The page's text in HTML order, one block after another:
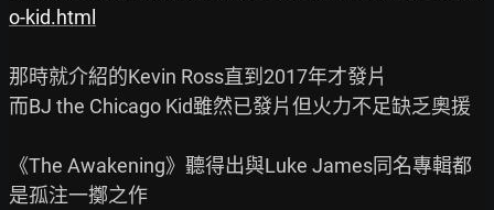
o-kid.html
那時就介紹的Kevin Ross直到2017年才發片
而BJ the Chicago Kid雖然已發片但火力不足缺乏奧援
《The Awakening》聽得出與Luke James同名專輯都
是孤注一擲之作